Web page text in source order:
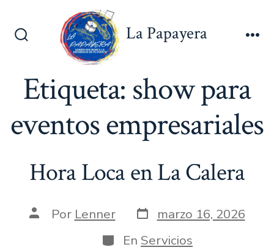
Alternar
La Papayera
Etiqueta: show para
eventos empresariales
Hora Loca en La Calera
AutorPor Lenner Fecha
de
publicación
marzo 16, 2026
Categorías
En Servicios